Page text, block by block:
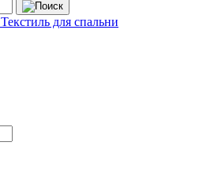
Текстиль для спальни